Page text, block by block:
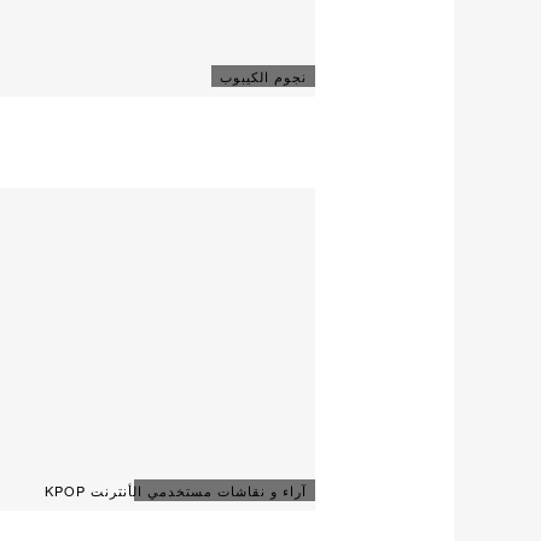
نجوم الكيبوب
آراء و نقاشات مستخدمي الأنترنت KPOP